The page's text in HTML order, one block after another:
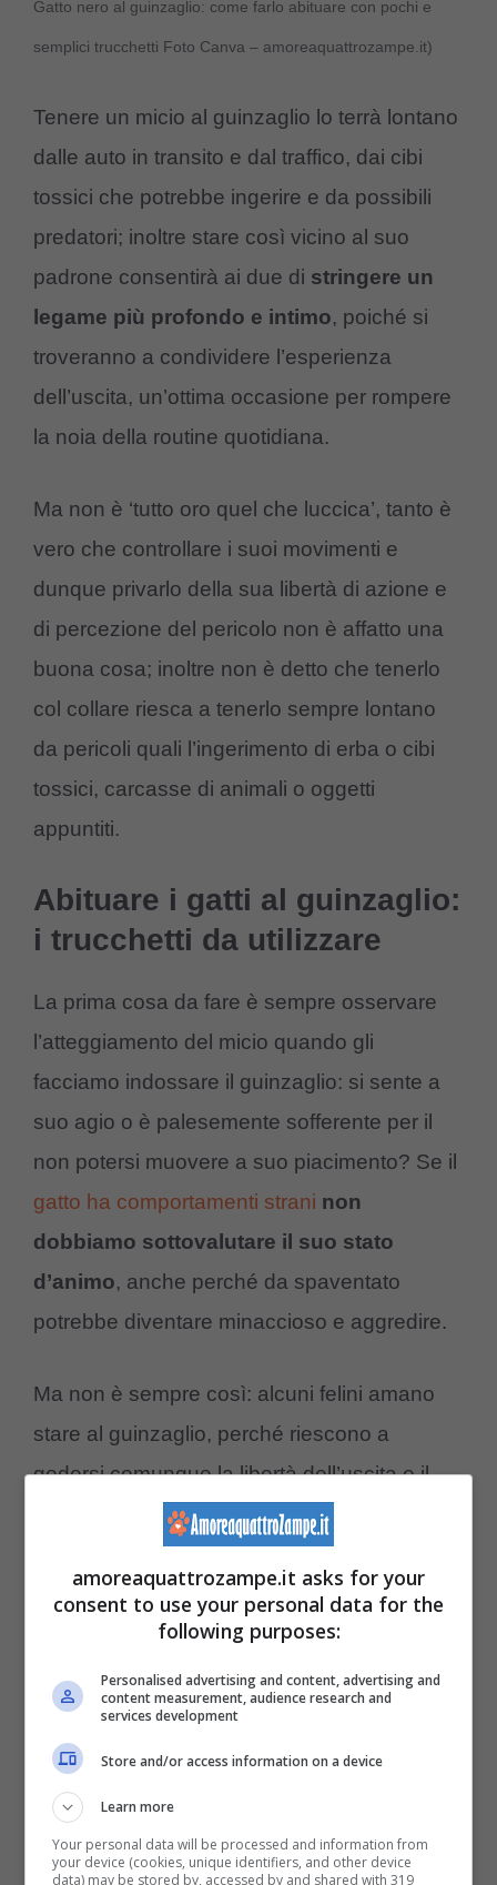
Gatto nero al guinzaglio: come farlo abituare con pochi e
semplici trucchetti Foto Canva – amoreaquattrozampe.it)
Tenere un micio al guinzaglio lo terrà lontano
dalle auto in transito e dal traffico, dai cibi
tossici che potrebbe ingerire e da possibili
predatori; inoltre stare così vicino al suo
padrone consentirà ai due di stringere un
legame più profondo e intimo, poiché si
troveranno a condividere l’esperienza
dell’uscita, un’ottima occasione per rompere
la noia della routine quotidiana.
Ma non è ‘tutto oro quel che luccica’, tanto è
vero che controllare i suoi movimenti e
dunque privarlo della sua libertà di azione e
di percezione del pericolo non è affatto una
buona cosa; inoltre non è detto che tenerlo
col collare riesca a tenerlo sempre lontano
da pericoli quali l’ingerimento di erba o cibi
tossici, carcasse di animali o oggetti
appuntiti.
Abituare i gatti al guinzaglio:
i trucchetti da utilizzare
La prima cosa da fare è sempre osservare
l’atteggiamento del micio quando gli
facciamo indossare il guinzaglio: si sente a
suo agio o è palesemente sofferente per il
non potersi muovere a suo piacimento? Se il
gatto ha comportamenti strani non
dobbiamo sottovalutare il suo stato
d’animo, anche perché da spaventato
potrebbe diventare minaccioso e aggredire.
Ma non è sempre così: alcuni felini amano
stare al guinzaglio, perché riescono a
godersi comunque la libertà dell’uscita e il
piacere della scoperta che solo il mondo
esterno sa offrire. Se ancora non è abituato
all’idea di questo nuovo accessorio, esistono
dei semplici trucchetti per esercitarsi a
tenerlo su. Ma come?
scegliere unguinzaglio o una
amoreaquattrozampe.it asks for your
consent to use your personal data for the
following purposes:
Personalised advertising and content, advertising and
content measurement, audience research and
services development
Store and/or access information on a device
Learn more
Your personal data will be processed and information from
your device (cookies, unique identifiers, and other device
data) may be stored by, accessed by and shared with 319